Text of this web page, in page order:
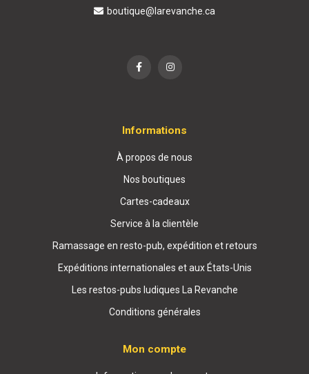
boutique@larevanche.ca
Informations
À propos de nous
Nos boutiques
Cartes-cadeaux
Service à la clientèle
Ramassage en resto-pub, expédition et retours
Expéditions internationales et aux États-Unis
Les restos-pubs ludiques La Revanche
Conditions générales
Mon compte